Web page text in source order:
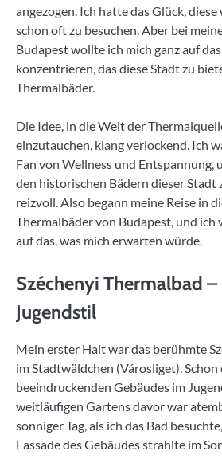
angezogen. Ich hatte das Glück,
schon oft zu besuchen. Aber bei
Budapest wollte ich mich ganz auf
konzentrieren, das diese Stadt zu
Thermalbäder.
Die Idee, in die Welt der
einzutauchen, klang verlockend. Ich
Fan von Wellness und Entspannung,
den historischen Bädern dieser Stadt
reizvoll. Also begann meine Reise in
Thermalbäder von Budapest, und
auf das, was mich erwarten würde.
Széchenyi Thermalbad
Jugendstil
Mein erster Halt war das berühmte
im Stadtwäldchen (Városliget).
beeindruckenden Gebäudes im
weitläufigen Gartens davor war
sonniger Tag, als ich das Bad
Fassade des Gebäudes strahlte im